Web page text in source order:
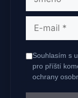
Souhlasím s
pro příští
ochrany